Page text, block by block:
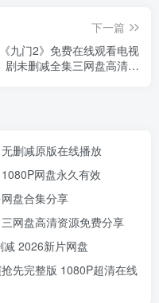
下一篇
《九门2》免费在线观看电视
剧未删减全集三网盘高清免
删减原版在线播放
网盘永久有效
盘合集分享
网盘高清资源免费分享
减 2026新片网盘
先完整版 1080P超清在线